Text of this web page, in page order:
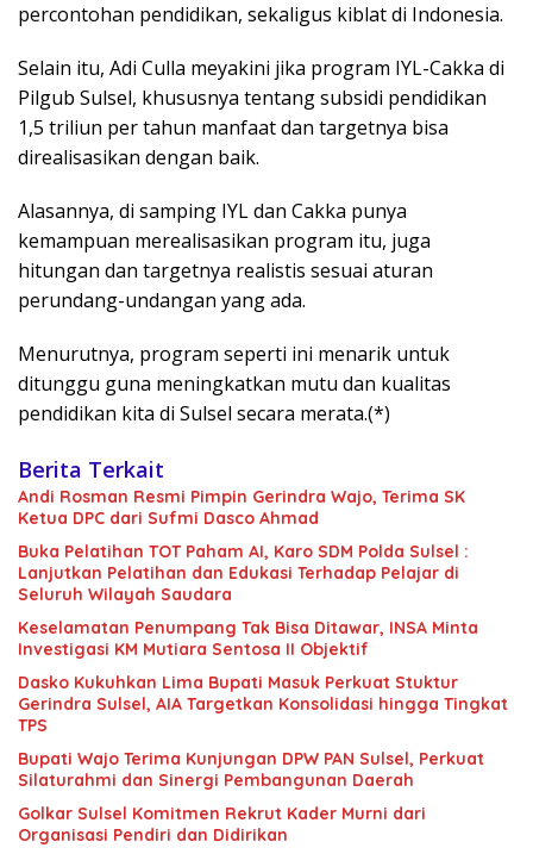
percontohan pendidikan, sekaligus kiblat di Indonesia.
Selain itu, Adi Culla meyakini jika program IYL-Cakka di
Pilgub Sulsel, khususnya tentang subsidi pendidikan
1,5 triliun per tahun manfaat dan targetnya bisa
direalisasikan dengan baik.
Alasannya, di samping IYL dan Cakka punya
kemampuan merealisasikan program itu, juga
hitungan dan targetnya realistis sesuai aturan
perundang-undangan yang ada.
Menurutnya, program seperti ini menarik untuk
ditunggu guna meningkatkan mutu dan kualitas
pendidikan kita di Sulsel secara merata.(*)
Berita Terkait
Andi Rosman Resmi Pimpin Gerindra Wajo, Terima SK
Ketua DPC dari Sufmi Dasco Ahmad
Buka Pelatihan TOT Paham AI, Karo SDM Polda Sulsel :
Lanjutkan Pelatihan dan Edukasi Terhadap Pelajar di
Seluruh Wilayah Saudara
Keselamatan Penumpang Tak Bisa Ditawar, INSA Minta
Investigasi KM Mutiara Sentosa II Objektif
Dasko Kukuhkan Lima Bupati Masuk Perkuat Stuktur
Gerindra Sulsel, AIA Targetkan Konsolidasi hingga Tingkat
TPS
Bupati Wajo Terima Kunjungan DPW PAN Sulsel, Perkuat
Silaturahmi dan Sinergi Pembangunan Daerah
Golkar Sulsel Komitmen Rekrut Kader Murni dari
Organisasi Pendiri dan Didirikan